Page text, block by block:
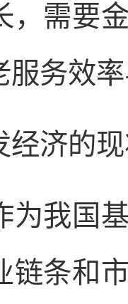
，需要
服务效
经济的
国基
链条和